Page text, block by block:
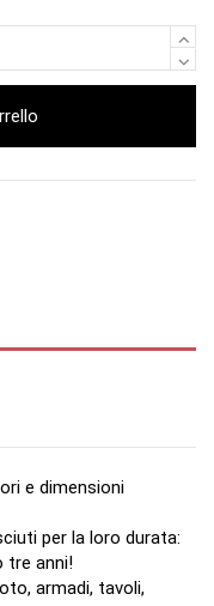
e dimensioni
per la loro durata:
tre anni!
armadi, tavoli,